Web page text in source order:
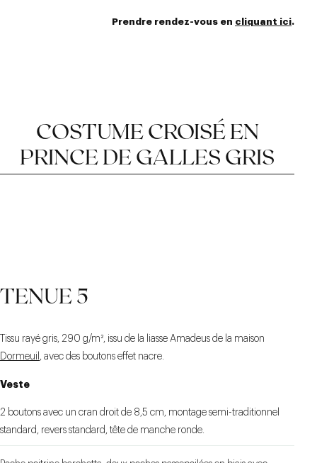
Prendre rendez-vous en cliquant ici.
COSTUME CROISÉ EN
PRINCE DE GALLES GRIS
TENUE 5
Tissu rayé gris, 290 g/m², issu de la liasse Amadeus de la maison
Dormeuil , avec des boutons effet nacre.
Veste
2 boutons avec un cran droit de 8,5 cm, montage semi-traditionnel
standard, revers standard, tête de manche ronde.